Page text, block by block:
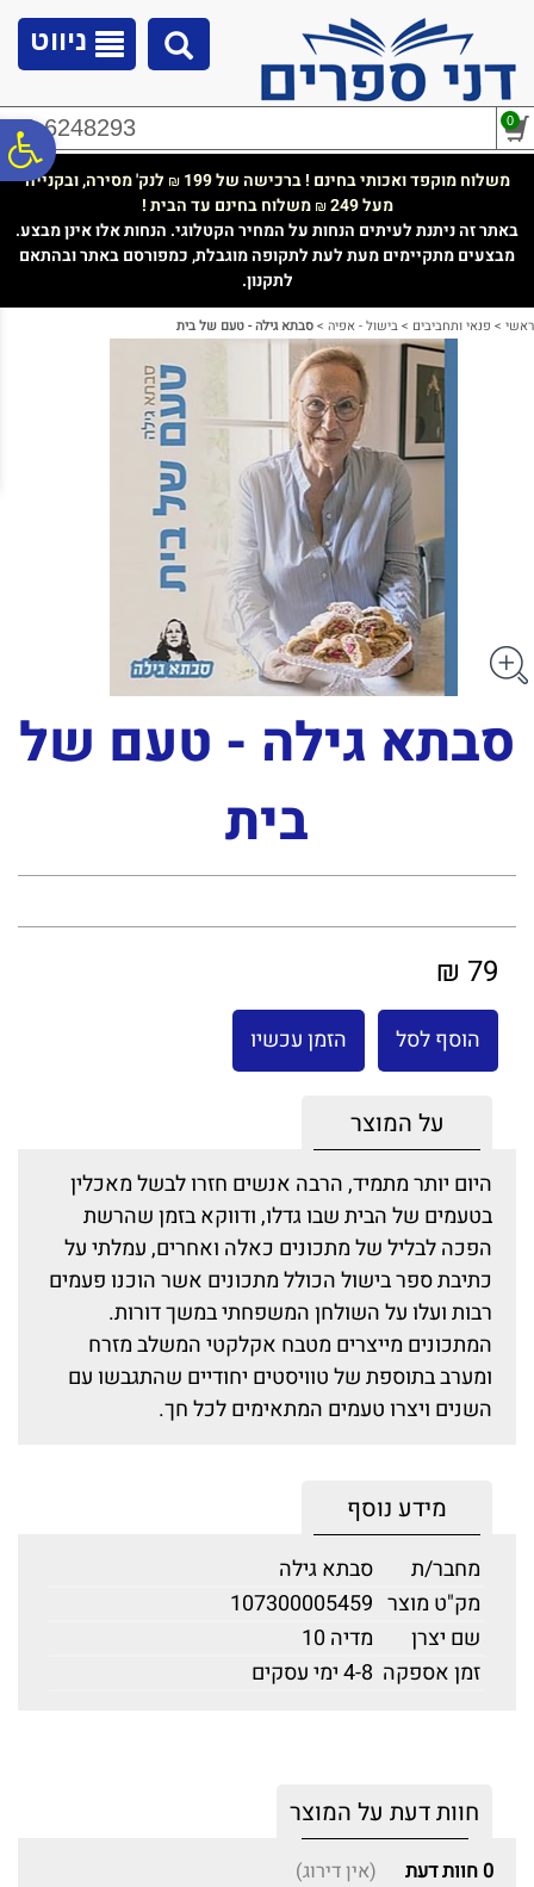
נגישות
ניווט
02-6248293 0
משלוח מוקפד ואכותי בחינם ! ברכישה של 199 ₪ לנק' מסירה, ובקנייה
מעל 249
₪משלוח בחינם עד הבית !
באתר זה ניתנת לעיתים הנחות על המחיר הקטלוגי. הנחות אלו אינן מבצע.
מבצעים מתקיימים מעת לעת לתקופה מוגבלת, כמפורסם באתר ובהתאם
לתקנון.
ראשי > פנאי ותחביבים >בישול - אפיה >סבתא גילה - טעם של בית
סבתא גילה - טעם של
בית
79 ₪
הוסף לסל הזמן עכשיו
על המוצר
היום יותר מתמיד, הרבה אנשים חזרו לבשל מאכלין
בטעמים של הבית שבו גדלו, ודווקא בזמן שהרשת
הפכה לבליל של מתכונים כאלה ואחרים, עמלתי על
כתיבת ספר בישול הכולל מתכונים אשר הוכנו פעמים
רבות ועלו על השולחן המשפחתי במשך דורות.
המתכונים מייצרים מטבח אקלקטי המשלב מזרח
ומערב בתוספת של טוויסטים יחודיים שהתגבשו עם
השנים ויצרו טעמים המתאימים לכל חך.
מידע נוסף
מחבר/ת
סבתא גילה
מק"ט מוצר 107300005459
שם יצרן
מדיה 10
זמן אספקה 4-8 ימי עסקים
חוות דעת על המוצר
0 חוות דעת (אין דירוג)